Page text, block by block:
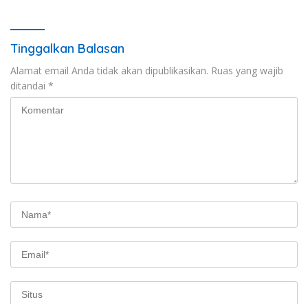
Tinggalkan Balasan
Alamat email Anda tidak akan dipublikasikan. Ruas yang wajib
ditandai *